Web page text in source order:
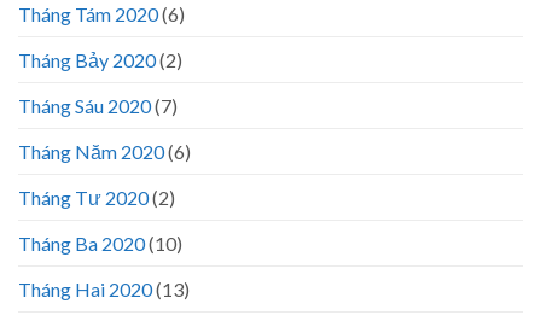
Tháng Tám 2020(6)
Tháng Bảy 2020(2)
Tháng Sáu 2020(7)
Tháng Năm 2020(6)
Tháng Tư 2020(2)
Tháng Ba 2020(10)
Tháng Hai 2020(13)